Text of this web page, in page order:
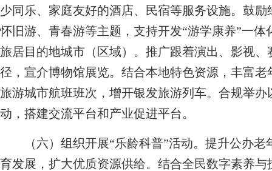
少同乐、家庭友好的酒店、民宿等服务设施。鼓
怀旧游、青春游等主题，支持开发“游学康养”一
旅居目的地城市（区域）。推广跟着演出、影视
径，宣介博物馆展览。结合本地特色资源，丰富
旅游城市航班班次，增开银发旅游列车。合规举
动，搭建交流平台和产业促进平台。
（六）组织开展“乐龄科普”活动。 提升公办老
育发展，扩大优质资源供给。结合全民数字素养